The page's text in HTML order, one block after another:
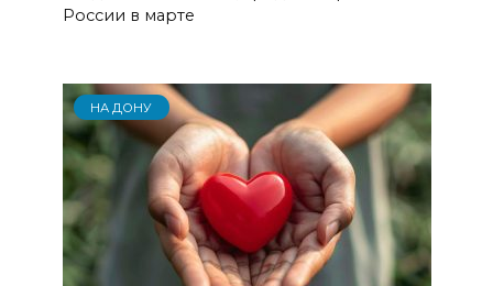
России в марте
НА ДОНУ